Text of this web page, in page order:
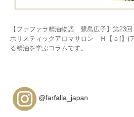
【ファファラ精油物語 鷺島広子】第23回
ホリスティックアロマサロン Ｈ【ａ∫】(
る精油を学ぶコラムです。
@farfalla_japan